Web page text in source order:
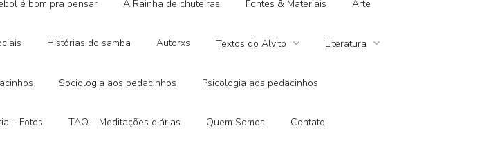
é bom pra pensar A Rainha de chuteiras Fontes & Materiais Arte
Histórias do samba Autorxs Textos do Alvito Literatura
Sociologia aos pedacinhos Psicologia aos pedacinhos
– Fotos TAO – Meditações diárias Quem Somos Contato